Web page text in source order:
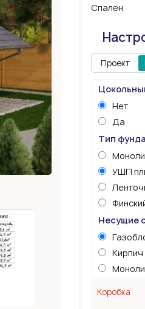
Спален
Проект
Нет
Да
Тип
УШП
Несущие
Коробка